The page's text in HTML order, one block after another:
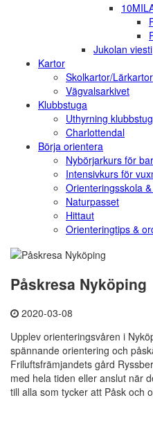
Jukolan viesti
Kartor
Skolkartor/Lärkartor
Vägvalsarkivet
Klubbstuga
Uthyrning
Charlottendal
Börja orientera
Nybörjarkurs för
Intensivkurs för
Orienteringsskola
Naturpasset
Hittaut
Orienteringtips &
Påskresa Nyköping
2020-03-08
Upplev orienteringsvåren i
spännande orientering och
Friluftsfrämjandets gård
med hela tiden eller anslut när
till alla som tycker att Påsk och